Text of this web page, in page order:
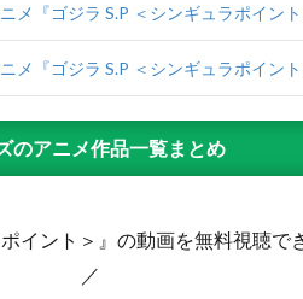
メ『ゴジラ S.P ＜シンギュラポイン
メ『ゴジラ S.P ＜シンギュラポイン
のアニメ作品一覧まとめ
イント＞』の動画を無料視聴で
／